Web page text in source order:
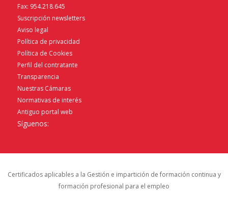
Fax: 954.218.645
Suscripción newsletters
Aviso legal
Política de privacidad
Política de Cookies
Perfil del contratante
Transparencia
Nuestras Cámaras
Normativas de interés
Antiguo portal web
Síguenos:
Certificados aplicables a la Gestión e impartición de formación continua y
formación profesional para el empleo